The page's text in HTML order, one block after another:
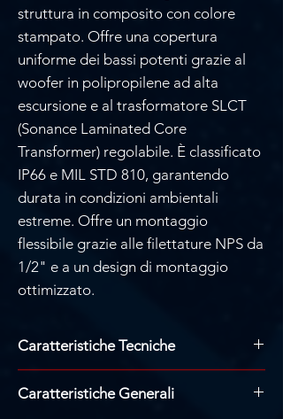
struttura in composito con colore
stampato. Offre una copertura
uniforme dei bassi potenti grazie al
woofer in polipropilene ad alta
escursione e al trasformatore SLCT
(Sonance Laminated Core
Transformer) regolabile. È classificato
IP66 e MIL STD 810, garantendo
durata in condizioni ambientali
estreme. Offre un montaggio
flessibile grazie alle filettature NPS da
1/2" e a un design di montaggio
ottimizzato.
Caratteristiche Tecniche
12" (305 mm), bordo in gomma
Caratteristiche Generali